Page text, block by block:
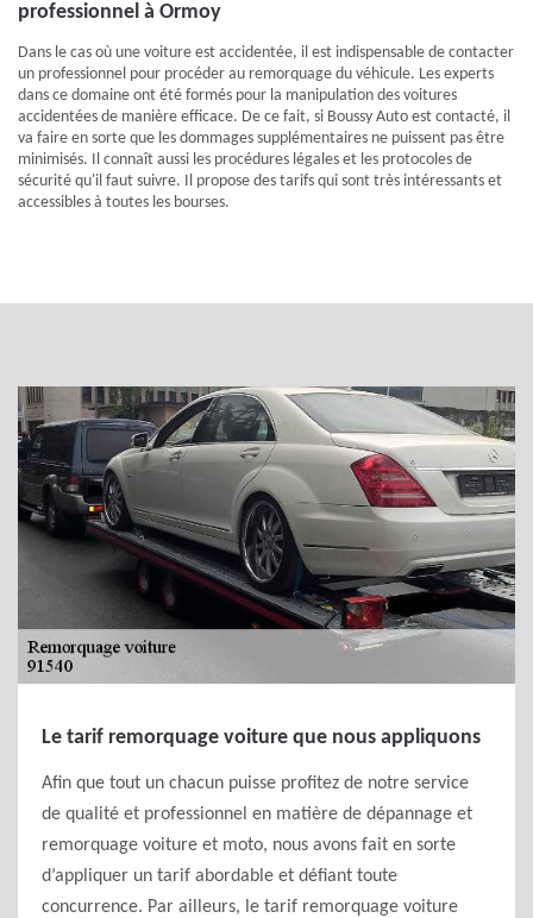
professionnel à Ormoy
Dans le cas où une voiture est accidentée, il est indispensable de contacter
un professionnel pour procéder au remorquage du véhicule. Les experts
dans ce domaine ont été formés pour la manipulation des voitures
accidentées de manière efficace. De ce fait, si Boussy Auto est contacté, il
va faire en sorte que les dommages supplémentaires ne puissent pas être
minimisés. Il connaît aussi les procédures légales et les protocoles de
sécurité qu'il faut suivre. Il propose des tarifs qui sont très intéressants et
accessibles à toutes les bourses.
Le tarif remorquage voiture que nous appliquons
Afin que tout un chacun puisse profitez de notre service
de qualité et professionnel en matière de dépannage et
remorquage voiture et moto, nous avons fait en sorte
d’appliquer un tarif abordable et défiant toute
concurrence. Par ailleurs, le tarif remorquage voiture